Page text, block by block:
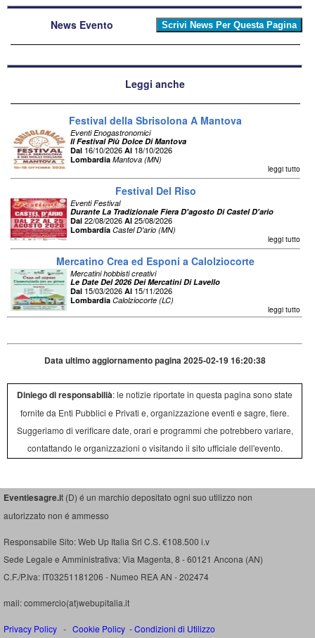
News Evento
Leggi anche
Festival della Sbrisolona A Mantova
Eventi Enogastronomici
Il Festival Più Dolce Di Mantova
Dal 16/10/2026 Al 18/10/2026
Lombardia Mantova (MN)
leggi tutto
Festival Del Riso
Eventi Festival
Durante La Tradizionale Fiera D'agosto Di Castel D'ario
Dal 22/08/2026 Al 25/08/2026
Lombardia Castel D'ario (MN)
leggi tutto
Mercatino Crea ed Esponi a Calolziocorte
Mercatini hobbisti creativi
Le Date Del 2026 Dei Mercatini Di Lavello
Dal 15/03/2026 Al 15/11/2026
Lombardia Calolziocorte (LC)
leggi tutto
Data ultimo aggiornamento pagina 2025-02-19 16:20:38
Diniego di responsabilià: le notizie riportate in questa pagina sono state
fornite da Enti Pubblici e Privati e, organizzazione eventi e sagre, fiere.
Suggeriamo di verificare date, orari e programmi che potrebbero variare,
contattando le organizzazioni o visitando il sito ufficiale dell'evento.
Eventiesagre.it (D) é un marchio depositato ogni suo utilizzo non
autorizzato non é ammesso
Responsabile Sito: Web Up Italia Srl C.S. €108.500 i.v
Sede Legale e Amministrativa: Via Magenta, 8 - 60121 Ancona (AN)
C.F./P.Iva: IT03251181206 - Numeo REA AN - 202474
mail: commercio(at)webupitalia.it
Privacy Policy - Cookie Policy -Condizioni di Utilizzo